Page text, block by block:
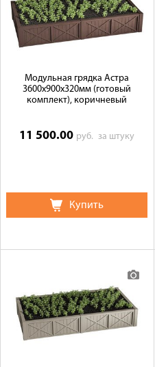
Модульная грядка Астра
3600x900x320мм (готовый
комплект), коричневый
11 500.00 руб.за штуку
Купить